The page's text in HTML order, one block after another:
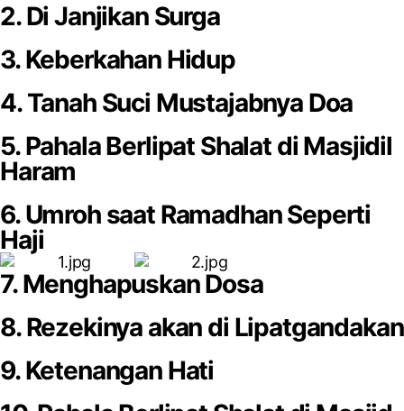
2. Di Janjikan Surga
3. Keberkahan Hidup
4. Tanah Suci Mustajabnya Doa
5. Pahala Berlipat Shalat di Masjidil
Haram
6. Umroh saat Ramadhan Seperti
Haji
7. Menghapuskan Dosa
8. Rezekinya akan di Lipatgandakan
9. Ketenangan Hati